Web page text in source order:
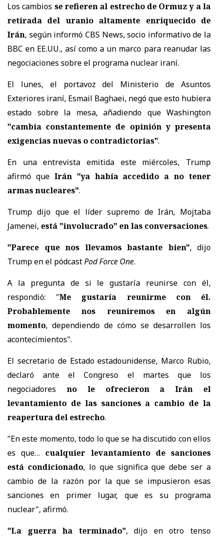
Los cambios se refieren al estrecho de Ormuz y a la
retirada del uranio altamente enriquecido de
Irán, según informó CBS News, socio informativo de la
BBC en EE.UU., así como a un marco para reanudar las
negociaciones sobre el programa nuclear iraní.
El lunes, el portavoz del Ministerio de Asuntos
Exteriores iraní, Esmail Baghaei, negó que esto hubiera
estado sobre la mesa, añadiendo que Washington
"cambia constantemente de opinión y presenta
exigencias nuevas o contradictorias".
En una entrevista emitida este miércoles, Trump
afirmó queIrán "ya había accedido a no tener
armas nucleares".
Trump dijo que el líder supremo de Irán, Mojtaba
Jamenei, está "involucrado" en las conversaciones.
"Parece que nos llevamos bastante bien", dijo
Trump en el pódcastPod Force One.
A la pregunta de si le gustaría reunirse con él,
respondió: "Me gustaría reunirme con él.
Probablemente nos reuniremos en algún
momento, dependiendo de cómo se desarrollen los
acontecimientos".
El secretario de Estado estadounidense, Marco Rubio,
declaró ante el Congreso el martes que los
negociadores no le ofrecieron a Irán el
levantamiento de las sanciones a cambio de la
reapertura del estrecho.
"En este momento, todo lo que se ha discutido con ellos
es que… cualquier levantamiento de sanciones
está condicionado, lo que significa que debe ser a
cambio de la razón por la que se impusieron esas
sanciones en primer lugar, que es su programa
nuclear", afirmó.
"La guerra ha terminado", dijo en otro tenso